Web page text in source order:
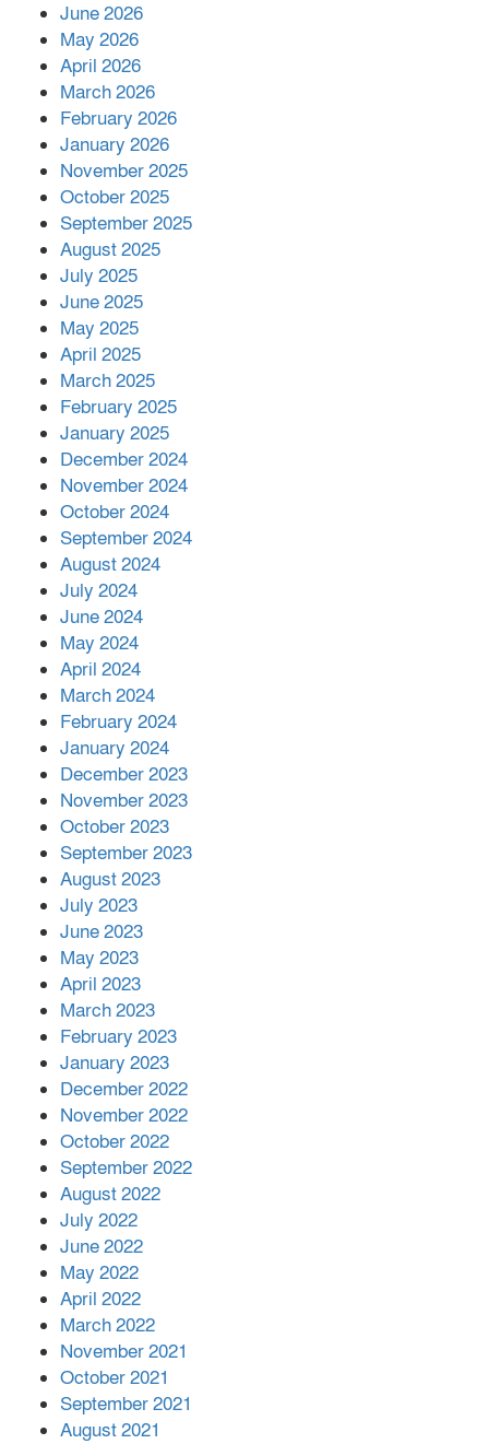
নলছিটিতে শ্রমিকদলের অবৈধ কমিটি
প্রকাশের অভিযোগ
আহত ৪০
June 2026
May 2026
April 2026
March 2026
February 2026
January 2026
November 2025
October 2025
September 2025
August 2025
July 2025
June 2025
May 2025
April 2025
March 2025
February 2025
January 2025
December 2024
November 2024
October 2024
September 2024
August 2024
July 2024
June 2024
May 2024
April 2024
March 2024
February 2024
January 2024
December 2023
November 2023
October 2023
September 2023
August 2023
July 2023
June 2023
May 2023
April 2023
March 2023
February 2023
January 2023
December 2022
November 2022
October 2022
September 2022
August 2022
July 2022
June 2022
May 2022
April 2022
March 2022
November 2021
October 2021
September 2021
August 2021